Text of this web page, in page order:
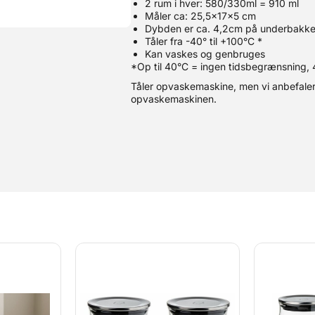
2 rum i hver: 580/330ml = 910 ml
Måler ca: 25,5x17x5 cm
Dybden er ca. 4,2cm på
Tåler fra -40° til +100°C *
Kan vaskes og genbruges
*Op til 40°C = ingen tidsbegrænsning,
Tåler opvaskemaskine, men vi
opvaskemaskinen.